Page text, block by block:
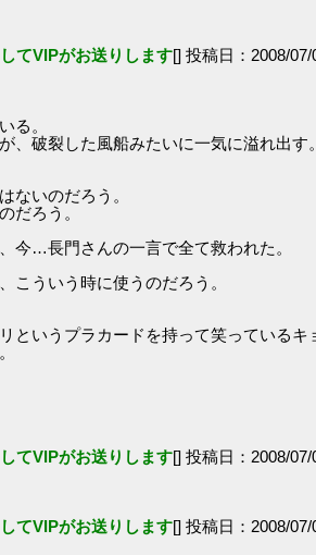
てVIPがお送りします[] 投稿日：2008/
る。
、破裂した風船みたいに一気に溢れ出す。
ないのだろう。
だろう。
今…長門さんの一言で全て救われた。
こういう時に使うのだろう。
というプラカードを持って笑っているキ
てVIPがお送りします[] 投稿日：2008/
てVIPがお送りします[] 投稿日：2008/